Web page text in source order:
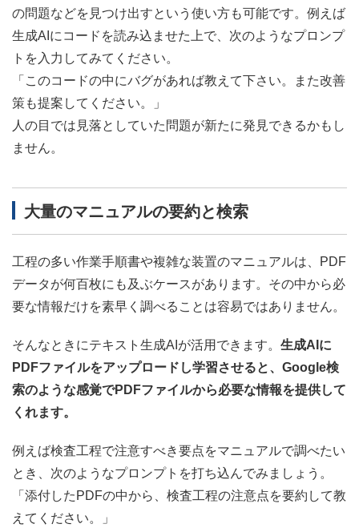
の問題などを見つけ出すという使い方も可能です。例えば
生成AIにコードを読み込ませた上で、次のようなプロンプ
トを入力してみてください。
「このコードの中にバグがあれば教えて下さい。また改善
策も提案してください。」
人の目では見落としていた問題が新たに発見できるかもし
ません。
大量のマニュアルの要約と検索
工程の多い作業手順書や複雑な装置のマニュアルは、PDF
データが何百枚にも及ぶケースがあります。その中から必
要な情報だけを素早く調べることは容易ではありません。
そんなときにテキスト生成AIが活用できます。 生成AIに
PDFファイルをアップロードし学習させると、Google検
索のような感覚でPDFファイルから必要な情報を提供して
くれます。
例えば検査工程で注意すべき要点をマニュアルで調べたい
とき、次のようなプロンプトを打ち込んでみましょう。
「添付したPDFの中から、検査工程の注意点を要約して教
えてください。」